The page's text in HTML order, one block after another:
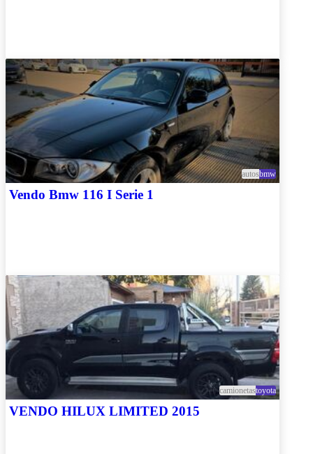
autosbmw
Vendo Bmw 116 I Serie 1
camionetastoyota
VENDO HILUX LIMITED 2015